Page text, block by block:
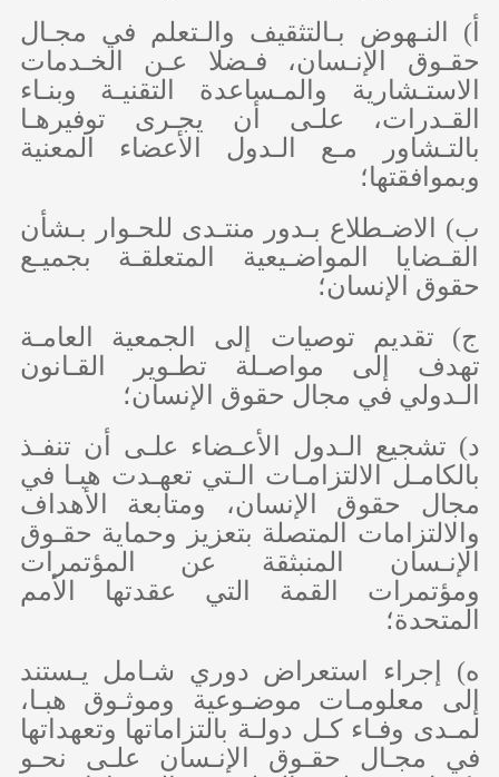
‌أ) النـهوض بـالتثقيف والـتعلم في مجـال
حقـوق الإنـسان، فـضلا عـن الخـدمات
الاستـشارية والمـساعدة التقنيـة وبنـاء
القـدرات، علـى أن يجـرى توفيرهـا
بالتـشاور مـع الـدول الأعضاء المعنية
وبموافقتها؛
‌ب) الاضـطلاع بـدور منتـدى للحـوار بـشأن
القـضايا المواضـيعية المتعلقـة بجميـع
حقوق الإنسان؛
‌ج) تقديم توصيات إلى الجمعية العامـة
تهدف إلى مواصـلة تطـوير القـانون
الـدولي في مجال حقوق الإنسان؛
‌د) تشجيع الـدول الأعـضاء علـى أن تنفـذ
بالكامـل الالتزامـات الـتي تعهـدت هبـا في
مجال حقوق الإنسان، ومتابعة الأهداف
والالتزامات المتصلة بتعزيز وحماية حقـوق
الإنـسان المنبثقة عن المؤتمرات
ومؤتمرات القمة التي عقدتها الأمم
المتحدة؛
‌ه) إجراء استعراض دوري شـامل يـستند
إلى معلومـات موضـوعية وموثـوق هبـا،
لمـدى وفـاء كـل دولـة بالتزاماتها وتعهداتها
في مجـال حقـوق الإنـسان علـى نحـو